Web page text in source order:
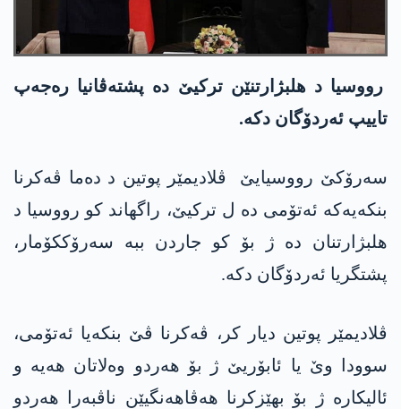
رووسیا د ھلبژارتنێن ترکیێ دە پشتەڤانیا رەجەپ
تاییپ ئەردۆگان دکە.
سەرۆکێ رووسیایێ ڤلادیمێر پوتین د دەما ڤەکرنا
بنکەیەکە ئەتۆمی دە ل ترکیێ، راگھاند کو رووسیا د
ھلبژارتنان دە ژ بۆ کو جاردن ببە سەرۆککۆمار،
پشتگریا ئەردۆگان دکە.
ڤلادیمێر پوتین دیار کر، ڤەکرنا ڤێ بنکەیا ئەتۆمی،
سوودا وێ یا ئابۆریێ ژ بۆ ھەردو وەلاتان هەیە و
ئالیکارە ژ بۆ بھێزکرنا ھەڤاھەنگیێن ناڤبەرا ھەردو